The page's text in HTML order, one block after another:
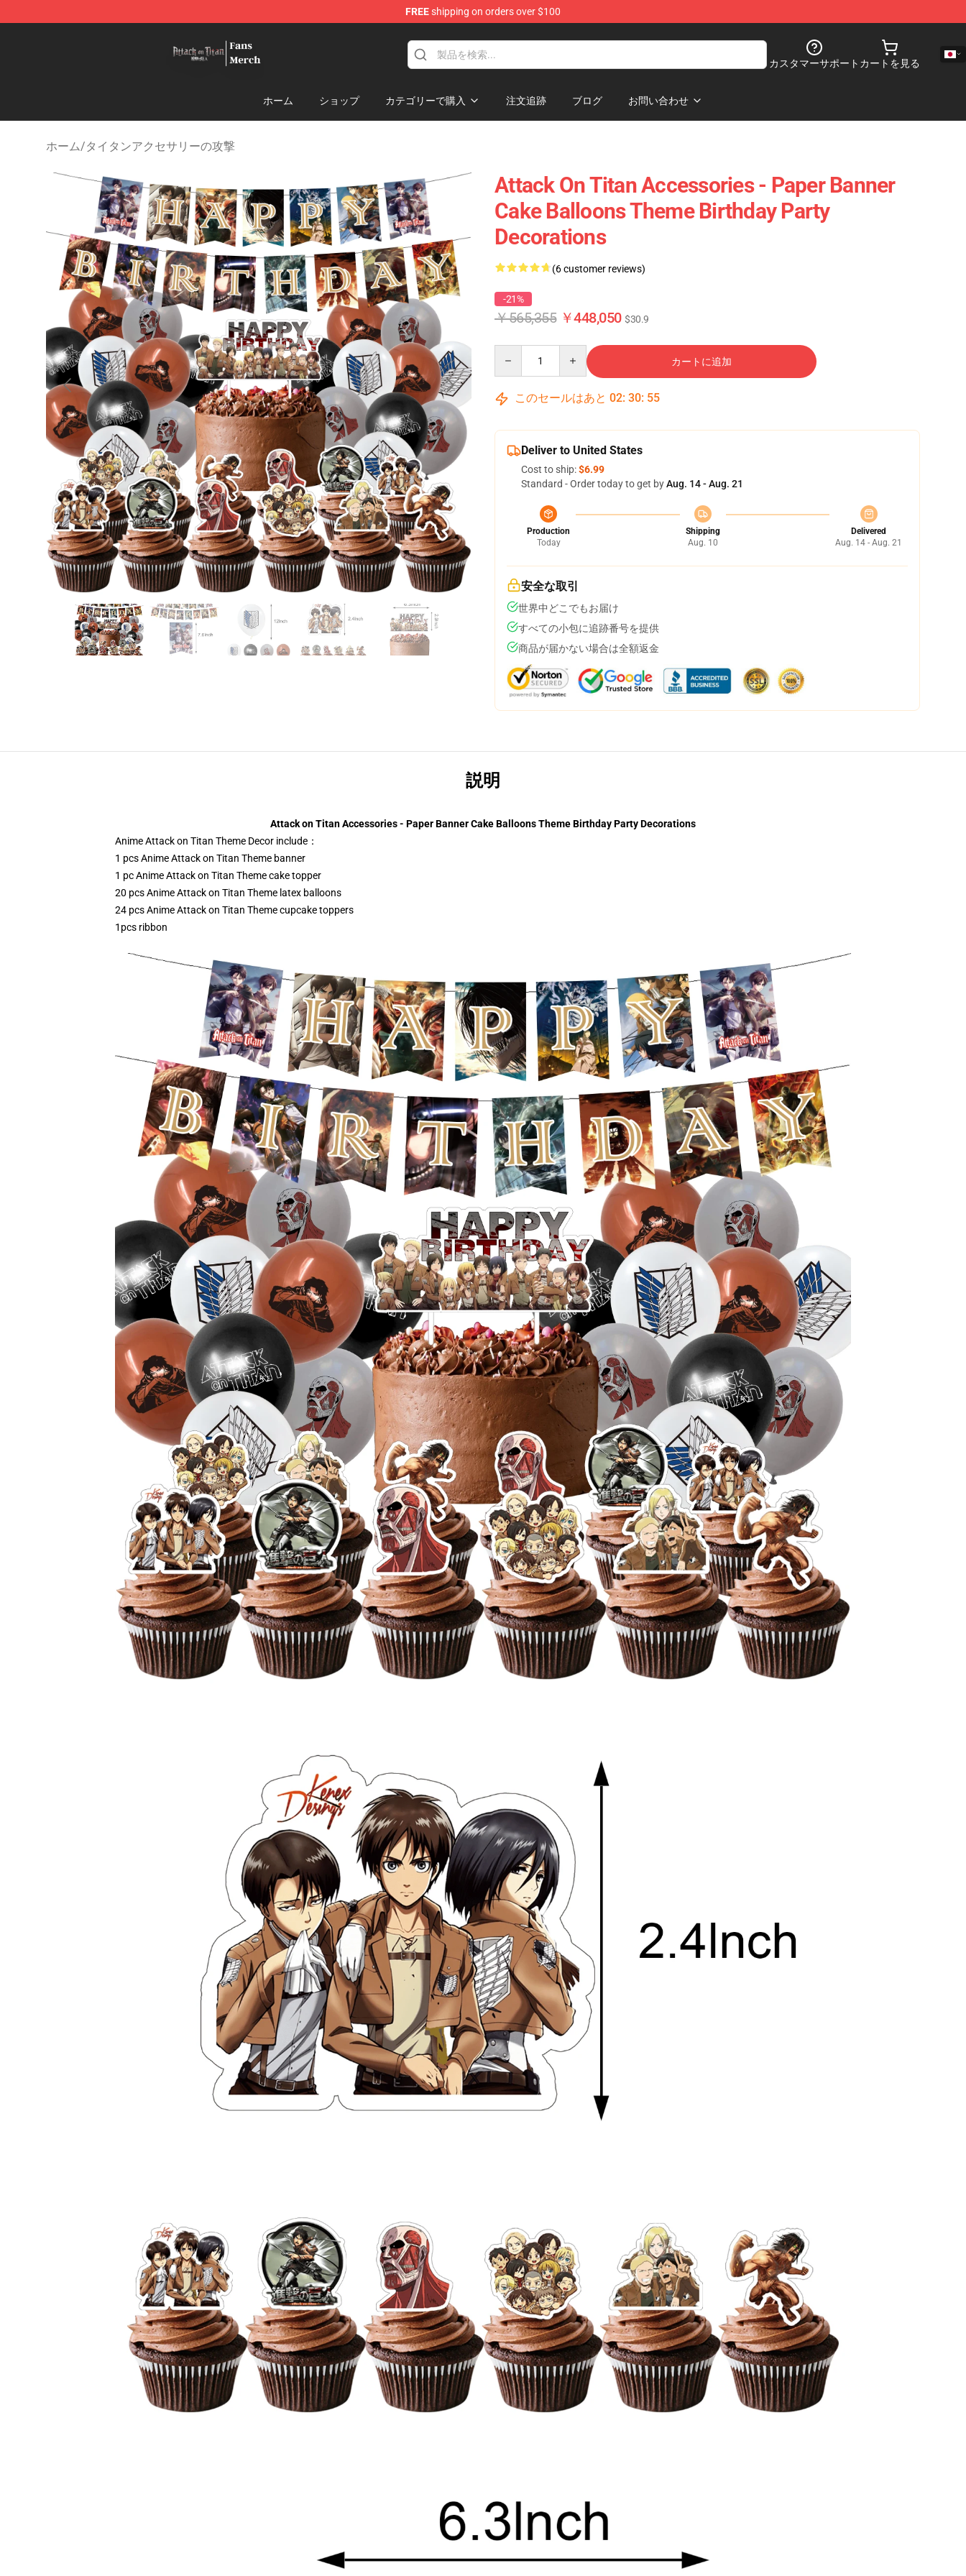
FREEshipping on orders over $100
カスタマーサポート カートを見る
ホーム ショップ カテゴリーで購入 注文追跡 ブログ お問い合わせ
ホーム/タイタンアクセサリーの攻撃
Attack On Titan Accessories - Paper Banner
Cake Balloons Theme Birthday Party
Decorations
(6 customer reviews)
-21%
￥565,355 ￥448,050 $30.9
カートに追加
このセールはあと 02: 30: 53
Deliver to United States
Cost to ship:$6.99
Standard - Order today to get byAug. 14 - Aug. 21
Production
Today
Shipping
Aug. 10
Delivered
Aug. 14 - Aug. 21
安全な取引
世界中どこでもお届け
すべての小包に追跡番号を提供
商品が届かない場合は全額返金
説明
Attack on Titan Accessories - Paper Banner Cake Balloons Theme Birthday Party Decorations
Anime Attack on Titan Theme Decor include：
1 pcs Anime Attack on Titan Theme banner
1 pc Anime Attack on Titan Theme cake topper
20 pcs Anime Attack on Titan Theme latex balloons
24 pcs Anime Attack on Titan Theme cupcake toppers
1pcs ribbon